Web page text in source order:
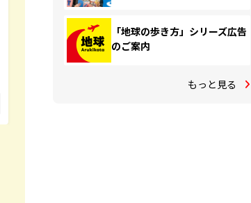
「地球の歩き方」シリーズ広告
のご案内
もっと見る